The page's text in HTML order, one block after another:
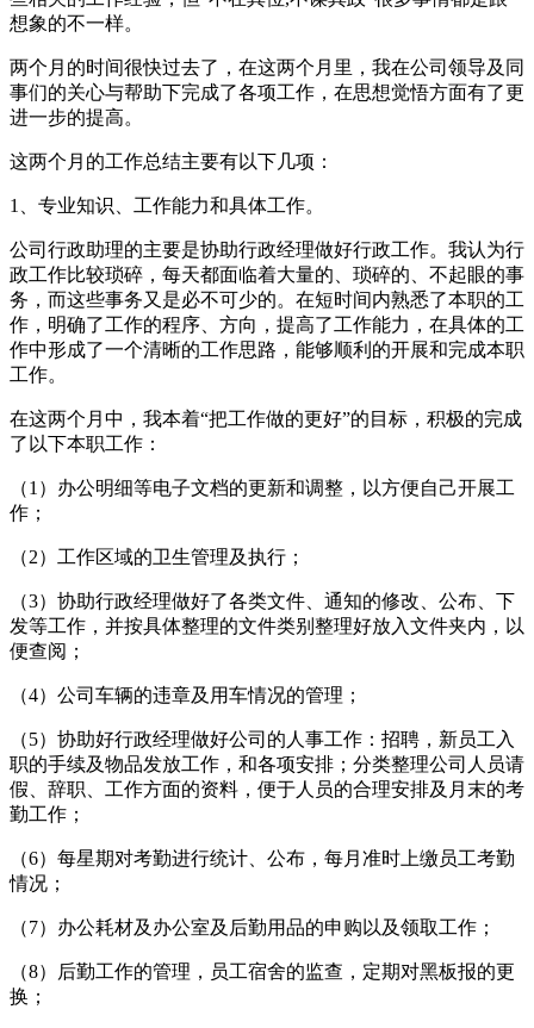
想象的不一样。
两个月的时间很快过去了，在这两个月里，我在公司领导及同
事们的关心与帮助下完成了各项工作，在思想觉悟方面有了更
进一步的提高。
这两个月的工作总结主要有以下几项：
1、专业知识、工作能力和具体工作。
公司行政助理的主要是协助行政经理做好行政工作。我认为行
政工作比较琐碎，每天都面临着大量的、琐碎的、不起眼的事
务，而这些事务又是必不可少的。在短时间内熟悉了本职的工
作，明确了工作的程序、方向，提高了工作能力，在具体的工
作中形成了一个清晰的工作思路，能够顺利的开展和完成本职
工作。
在这两个月中，我本着“把工作做的更好”的目标，积极的完成
了以下本职工作：
（1）办公明细等电子文档的更新和调整，以方便自己开展工
作；
（2）工作区域的卫生管理及执行；
（3）协助行政经理做好了各类文件、通知的修改、公布、下
发等工作，并按具体整理的文件类别整理好放入文件夹内，以
便查阅；
（4）公司车辆的违章及用车情况的管理；
（5）协助好行政经理做好公司的人事工作：招聘，新员工入
职的手续及物品发放工作，和各项安排；分类整理公司人员请
假、辞职、工作方面的资料，便于人员的合理安排及月末的考
勤工作；
（6）每星期对考勤进行统计、公布，每月准时上缴员工考勤
情况；
（7）办公耗材及办公室及后勤用品的申购以及领取工作；
（8）后勤工作的管理，员工宿舍的监查，定期对黑板报的更
换；